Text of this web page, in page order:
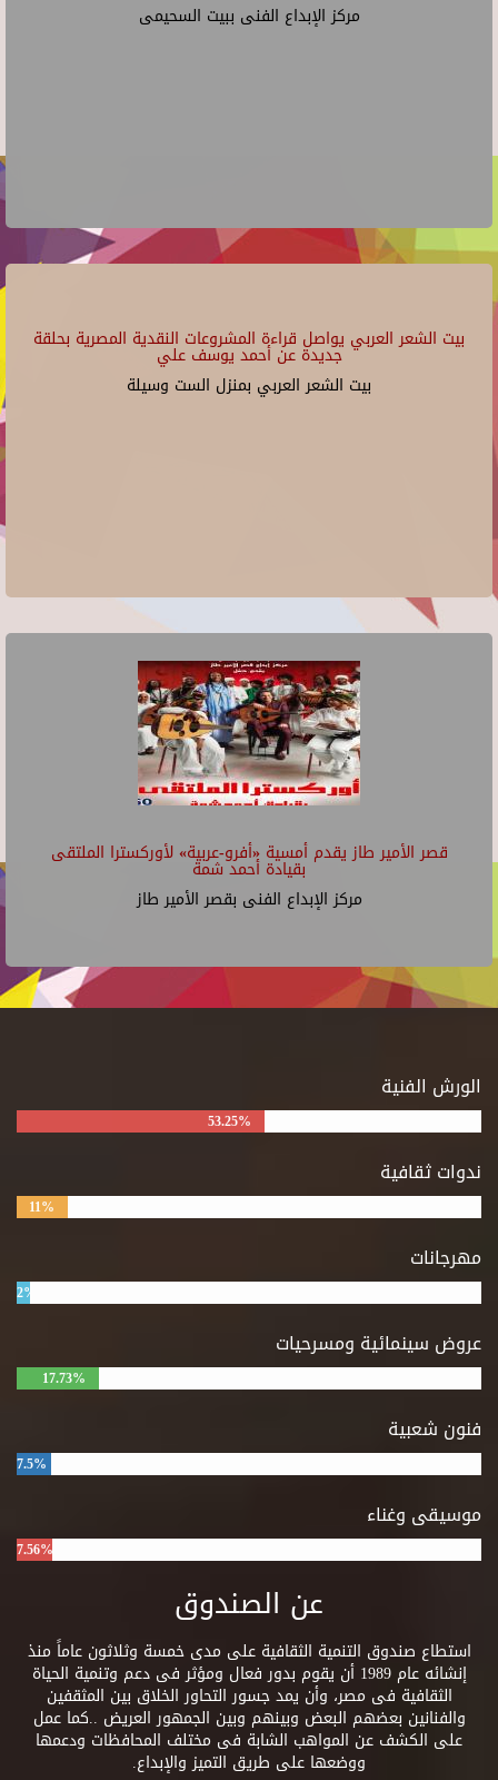
مركز الإبداع الفنى ببيت السحيمى
بيت الشعر العربي يواصل قراءة المشروعات النقدية المصرية بحلقة
جديدة عن أحمد يوسف علي
بيت الشعر العربي بمنزل الست وسيلة
قصر الأمير طاز يقدم أمسية «أفرو-عربية» لأوركسترا الملتقى
بقيادة أحمد شمة
مركز الإبداع الفنى بقصر الأمير طاز
الورش الفنية
53.25%
ندوات ثقافية
11%
مهرجانات
2%
عروض سينمائية ومسرحيات
17.73%
فنون شعبية
7.5%
موسيقى وغناء
7.56%
عن الصندوق
استطاع صندوق التنمية الثقافية على مدى خمسة وثلاثون عاماً منذ
إنشائه عام 1989 أن يقوم بدور فعال ومؤثر فى دعم وتنمية الحياة
الثقافية فى مصر، وأن يمد جسور التحاور الخلاق بين المثقفين
والفنانين بعضهم البعض وبينهم وبين الجمهور العريض ..كما عمل
على الكشف عن المواهب الشابة فى مختلف المحافظات ودعمها
ووضعها على طريق التميز والإبداع.